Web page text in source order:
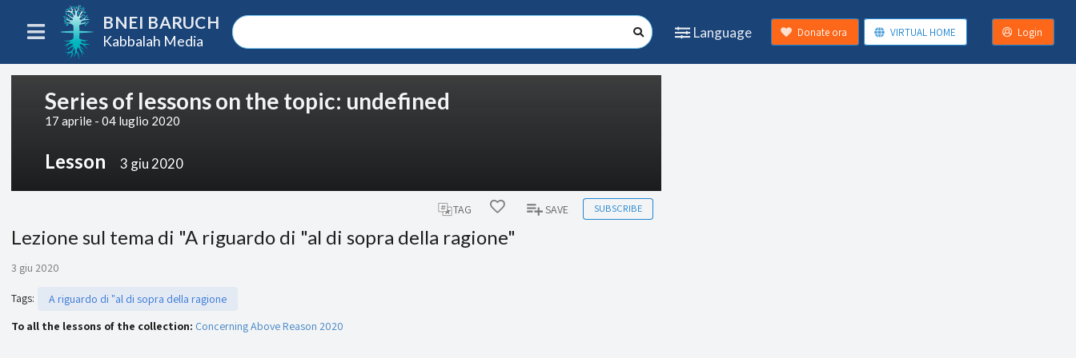
BNEI BARUCH
Kabbalah Media
Language Donate ora VIRTUAL HOME Login
Series of lessons on the topic: undefined
17 aprile - 04 luglio 2020
Lesson 3 giu 2020
TAG SAVE SUBSCRIBE
Lezione sul tema di "A riguardo di "al di sopra della ragione"
3 giu 2020
Tags:
A riguardo di "al di sopra della ragione
To all the lessons of the collection: Concerning Above Reason 2020